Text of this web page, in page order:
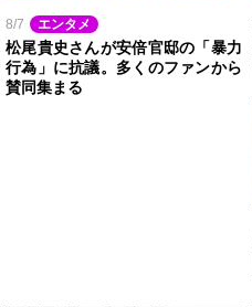
8/7 エンタメ
松尾貴史さんが安倍官邸の「暴力
行為」に抗議。多くのファンから
賛同集まる